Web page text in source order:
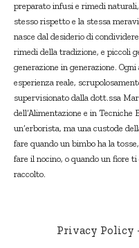
preparato infusi e rimedi
stesso rispetto e la stessa
nasce dal desiderio di
rimedi della tradizione, e piccoli
generazione in generazione.
esperienza reale,
supervisionato dalla dott.ssa
dell’Alimentazione e in Tecniche
un’erborista, ma una custode
fare quando un bimbo ha la
fare il nocino, o quando un fiore
raccolto.
Privacy Policy